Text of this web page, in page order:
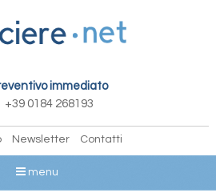
immediato
+39 0184 268193
Newsletter Contatti
menu